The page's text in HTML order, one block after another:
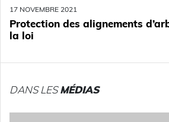
17 NOVEMBRE 2021
Protection des alignements
la loi
DANS LESMÉDIAS